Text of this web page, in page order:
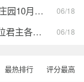
蚂蚁庄园10月13日的问题答案是什么 蚂蚁庄园10月13日答案最新分享 06/18
王国两位君主各个岛屿有什么区别 王国两位君主各个岛屿的异同 06/18
最热排行 评分最高